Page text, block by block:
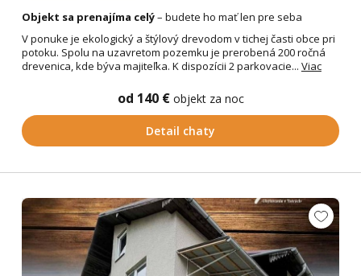
Objekt sa prenajíma celý– budete ho mať len pre seba
V ponuke je ekologický a štýlový drevodom v tichej časti obce pri
potoku. Spolu na uzavretom pozemku je prerobená 200 ročná
drevenica, kde býva majiteľka. K dispozícii 2 parkovacie... Viac
od 140 € objekt za noc
Detail chaty